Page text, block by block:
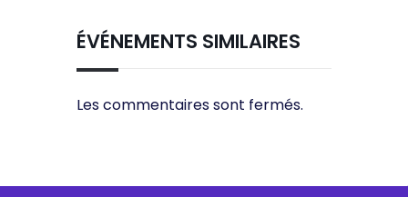
ÉVÉNEMENTS SIMILAIRES
Les commentaires sont fermés.